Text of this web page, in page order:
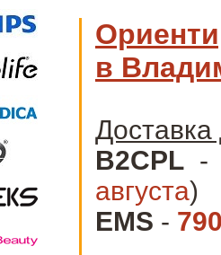
в
B2CPL
августа)
EMS -